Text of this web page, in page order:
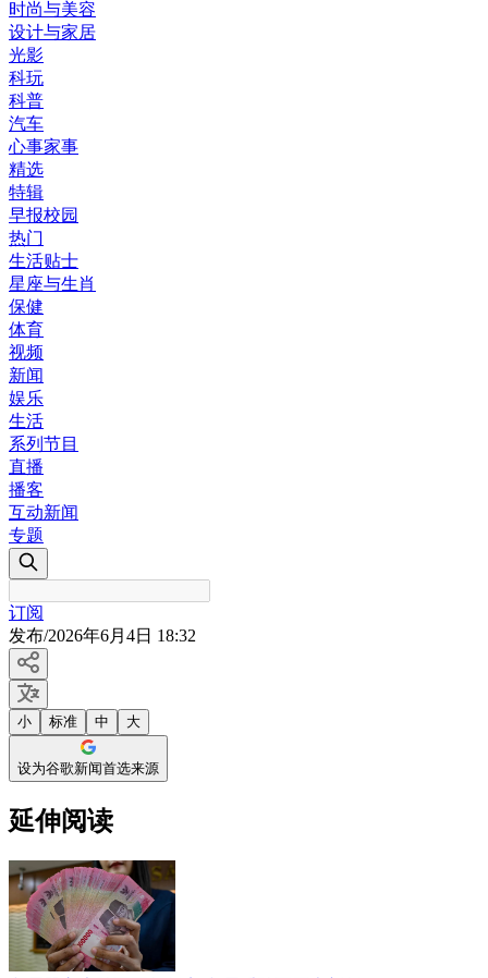
时尚与美容
设计与家居
光影
科玩
科普
汽车
心事家事
精选
特辑
早报校园
热门
生活贴士
星座与生肖
保健
体育
视频
新闻
娱乐
生活
系列节目
直播
播客
互动新闻
专题
订阅
发布/2026年6月4日 18:32
小 标准 中 大
设为谷歌新闻首选来源
延伸阅读